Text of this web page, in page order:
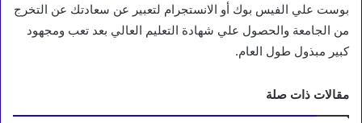
بوست علي الفيس بوك أو الانستجرام لتعبير عن سعادتك عن التخرج
من الجامعة والحصول علي شهادة التعليم العالي بعد تعب ومجهود
كبير مبذول طول العام.
مقالات ذات صلة